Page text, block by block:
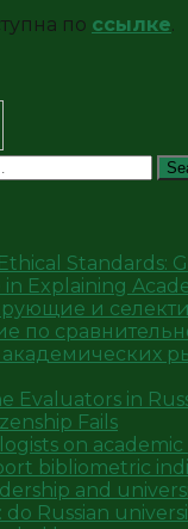
по ссылке.
Standards:
in Explaining
и
по
Evaluators in
Fails
on
bibliometric
and
Russian